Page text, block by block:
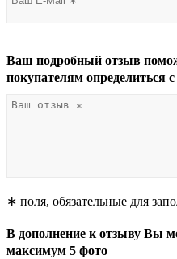
Ваш подробный отзыв
покупателям определиться
∗ поля, обязательные для
В дополнение к отзыву Вы
максимум 5 фото